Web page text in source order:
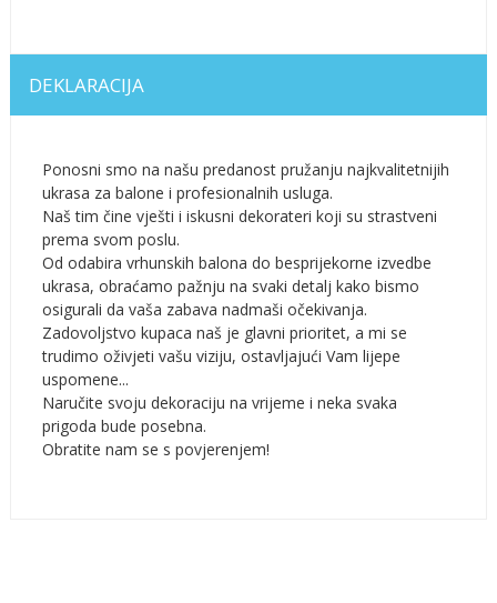
DEKLARACIJA
Ponosni smo na našu predanost pružanju najkvalitetnijih
ukrasa za balone i profesionalnih usluga.
Naš tim čine vješti i iskusni dekorateri koji su strastveni
prema svom poslu.
Od odabira vrhunskih balona do besprijekorne izvedbe
ukrasa, obraćamo pažnju na svaki detalj kako bismo
osigurali da vaša zabava nadmaši očekivanja.
Zadovoljstvo kupaca naš je glavni prioritet, a mi se
trudimo oživjeti vašu viziju, ostavljajući Vam lijepe
uspomene...
Naručite svoju dekoraciju na vrijeme i neka svaka
prigoda bude posebna.
Obratite nam se s povjerenjem!